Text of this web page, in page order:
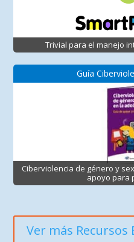
Trivial para el manejo
Guía
Ciberviolencia de género y
apoyo para
Ver más Recursos